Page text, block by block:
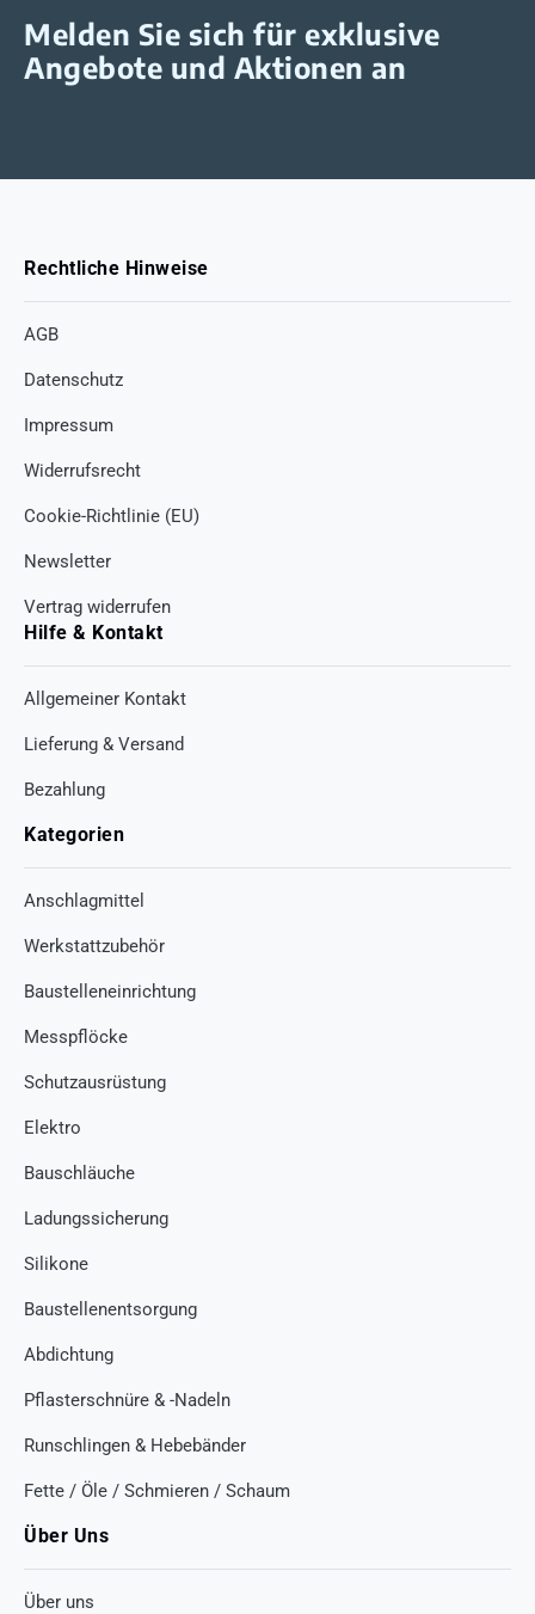
Melden Sie sich für exklusive
Angebote und Aktionen an
Rechtliche Hinweise
AGB
Datenschutz
Impressum
Widerrufsrecht
Cookie-Richtlinie (EU)
Newsletter
Vertrag widerrufen
Hilfe & Kontakt
Allgemeiner Kontakt
Lieferung & Versand
Bezahlung
Kategorien
Anschlagmittel
Werkstattzubehör
Baustelleneinrichtung
Messpflöcke
Schutzausrüstung
Elektro
Bauschläuche
Ladungssicherung
Silikone
Baustellenentsorgung
Abdichtung
Pflasterschnüre & -Nadeln
Runschlingen & Hebebänder
Fette / Öle / Schmieren / Schaum
Über Uns
Über uns